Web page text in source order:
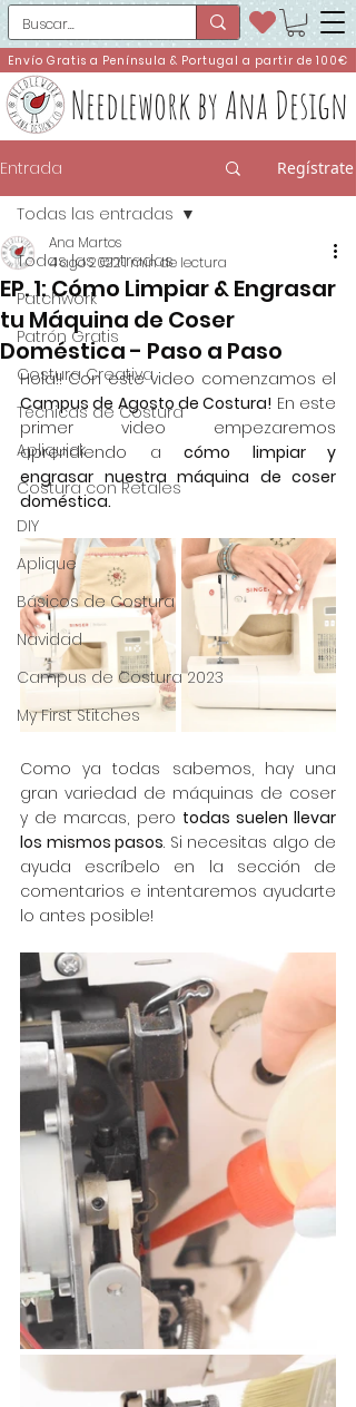
Needlework by Ana Design
Envío Gratis a Península & Portugal a partir de 100€
Entrada Regístrate
Todas las entradas
Patchwork
Patrón Gratis
Costura Creativa
Técnicas de Costura
Apliquick
Costura con Retales
DIY
Aplique
Básicos de Costura
Navidad
Campus de Costura 2023
My First Stitches
Todas las entradas
EP. 1: Cómo Limpiar & Engrasar
tu Máquina de Coser
Doméstica - Paso a Paso
Ana Martos
4 ago 20221 min de lectura
Campus de Agosto de Costura! En este
primer video empezaremos
aprendiendo a cómo limpiar y
engrasar nuestra máquina de coser
doméstica.
Como ya todas sabemos, hay una
gran variedad de máquinas de coser
y de marcas, pero todas suelen llevar
los mismos pasos. Si necesitas algo de
ayuda escríbelo en la sección de
comentarios e intentaremos ayudarte
lo antes posible!